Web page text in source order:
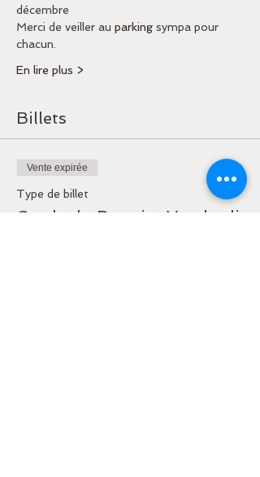
décembre
Merci de veiller au parking sympa pour
chacun.
En lire plus >
Billets
Vente expirée
Type de billet
Cercle du Premier Vendredi